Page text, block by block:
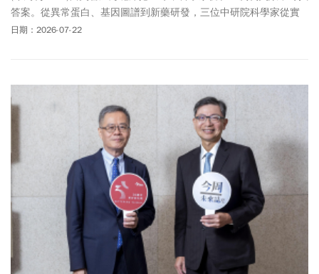
答案。從異常蛋白、基因圖譜到新藥研發，三位中研院科學家從實
驗室到轉譯，一步步尋找改變病人命運的可能。
日期：2026-07-22